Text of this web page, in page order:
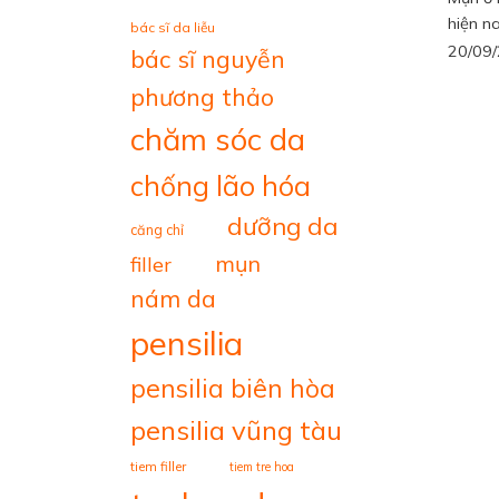
bác sĩ da liễu
bác sĩ nguyễn
phương thảo
chăm sóc da
chống lão hóa
căng chỉ dưỡng da
filler mụn
nám da
pensilia
pensilia biên hòa
pensilia vũng tàu
tiem filler tiem tre hoa
hiện
20/